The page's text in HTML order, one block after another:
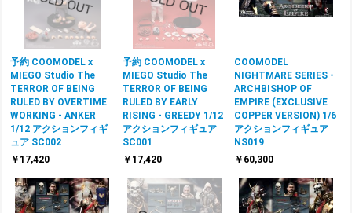
予約 COOMODEL x
MIEGO Studio The
TERROR OF BEING
RULED BY OVERTIME
WORKING - ANKER
1/12 アクションフィギ
ュア SC002
￥17,420
予約 COOMODEL x
MIEGO Studio The
TERROR OF BEING
RULED BY EARLY
RISING - GREEDY 1/12
アクションフィギュア
SC001
￥17,420
COOMODEL
NIGHTMARE SERIES -
ARCHBISHOP OF
EMPIRE (EXCLUSIVE
COPPER VERSION) 1/6
アクションフィギュア
NS019
￥60,300